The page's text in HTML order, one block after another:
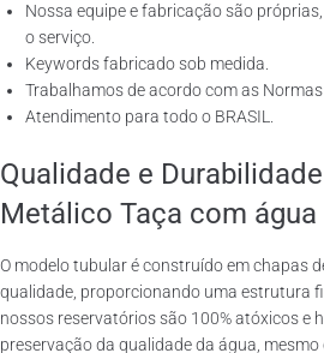
Nossa equipe e fabricação são
o serviço.
Keywords fabricado sob medida.
Trabalhamos de acordo com as Normas
Atendimento para todo o BRASIL.
Qualidade e
Metálico Taça com água
O modelo tubular é construído em chapas
qualidade, proporcionando uma estrutura
nossos reservatórios são 100% atóxicos e
preservação da qualidade da água,